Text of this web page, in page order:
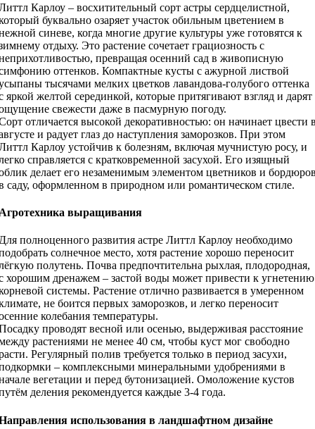
Карлоу – восхитительный сорт астры сердцелистной,
буквально озаряет участок обильным цветением в
синеве, когда многие другие культуры уже готовятся к
отдыху. Это растение сочетает грациозность с
превращая осенний сад в живописную
оттенков. Компактные кусты с ажурной листвой
тысячами мелких цветков лавандова-голубого оттенка
яркой желтой серединкой, которые притягивают взгляд и дарят
свежести даже в пасмурную погоду.
отличается высокой декоративностью: он начинает цвести
и радует глаз до наступления заморозков. При этом
Карлоу устойчив к болезням, включая мучнистую росу, и
справляется с кратковременной засухой. Его изящный
делает его незаменимым элементом цветников и
саду, оформленном в природном или романтическом стиле.
выращивания
полноценного развития астре Литтл Карлоу необходимо
солнечное место, хотя растение хорошо переносит
полутень. Почва предпочтительна рыхлая, плодородная,
хорошим дренажем – застой воды может привести к угнетению
системы. Растение отлично развивается в умеренном
не боится первых заморозков, и легко переносит
колебания температуры.
проводят весной или осенью, выдерживая расстояние
растениями не менее 40 см, чтобы куст мог свободно
Регулярный полив требуется только в период засухи,
– комплексными минеральными удобрениями в
вегетации и перед бутонизацией. Омоложение кустов
деления рекомендуется каждые 3-4 года.
использования в ландшафтном дизайне